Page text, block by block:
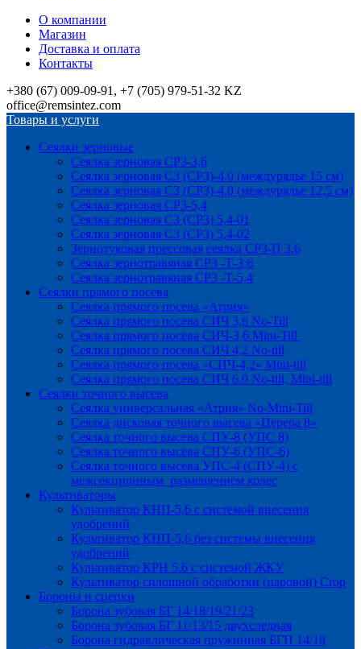
О компании
Магазин
Доставка и оплата
Контакты
+380 (67) 009-09-91, +7 (705) 979-51-32 KZ
office@remsintez.com
Товары и услуги
Сеялки зерновые
Сеялка зерновая СРЗ-3,6
Сеялка зерновая СЗ (СРЗ)-4.0 (междурядье 15 см)
Сеялка зерновая СЗ (СРЗ)-4.0 (междурядье 12,5 см)
Сеялка зерновая СРЗ-5,4
Сеялка зерновая СЗ (СРЗ) 5,4-01
Сеялка зерновая СЗ (СРЗ) 5,4-02
Зернотуковая прессовая сеялка СРЗ-П 3.6
Сеялка зернотравяная СРЗ -Т-3,6
Сеялка зернотравяная СРЗ -Т-5,4
Сеялки прямого посева
Сеялка прямого посева «Атрия»
Сеялка прямого посева СИЧ 3,6 No-Till
Сеялка прямого посева СИЧ-3,6 Mini-Till
Сеялка прямого посева СИЧ 4,2 No-till
Сеялка прямого посева «СИЧ-4,2» Mini-till
Сеялка прямого посева СИЧ 6.0 No-till, Mini-till
Сеялки точного высева
Сеялка универсальная «Атрия» No-Mini-Till
Сеялка дисковая точного высева «Церера 8»
Сеялка точного высева СПУ-8 (УПС 8)
Сеялка точного высева СПУ-6 (УПС-6)
Сеялка точного высева УПС-4 (СПУ-4) с
межсекционным размещением колес
Культиваторы
Культиватор КНП-5,6 с системой внесения
удобрений
Культиватор КНП-5,6 без системы внесения
удобрений
Культиватор КРН 5.6 с системой ЖКУ
Культиватор сплошной обработки (паровой) Crop
Бороны и сцепки
Борона зубовая БГ 14/18/19/21/23
Борона зубовая БГ 11/13/15 двухследная
Борона гидравлическая пружинная БГП 14/18